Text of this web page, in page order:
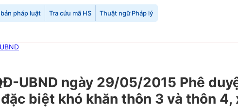
pháp luật Tra cứu mã HS Thuật ngữ Pháp lý
UBND ngày 29/05/2015 Phê
biệt khó khăn thôn 3 và thôn